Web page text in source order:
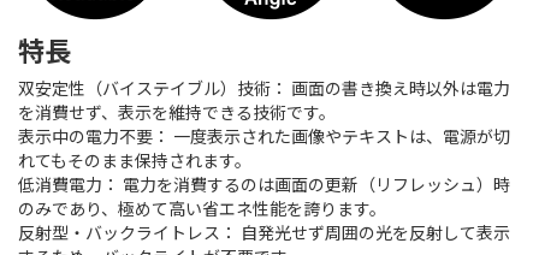
特長
双安定性（バイステイブル）技術： 画面の書き換え時以外は電力
を消費せず、表示を維持できる技術です。
表示中の電力不要： 一度表示された画像やテキストは、電源が切
れてもそのまま保持されます。
低消費電力： 電力を消費するのは画面の更新（リフレッシュ）時
のみであり、極めて高い省エネ性能を誇ります。
反射型・バックライトレス： 自発光せず周囲の光を反射して表示